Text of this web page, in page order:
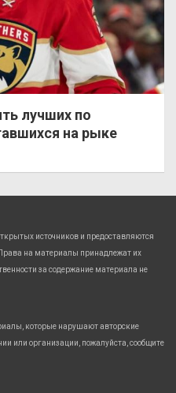
лучших по
на рыке
источников и предоставляются
на материалы принадлежат их
за содержание материала не
которые нарушают авторские
или организации, пожалуйста, сообщите